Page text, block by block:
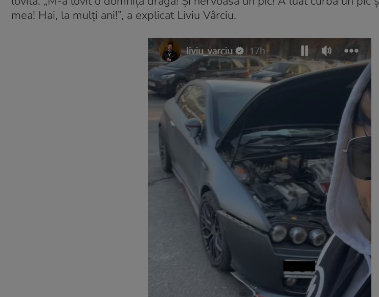
mea! Hai, la mulți ani!”, a explicat Liviu Vârciu.